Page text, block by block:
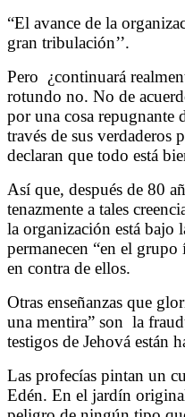
“El avance de la
gran tribulación’’.
Pero ¿continuará
rotundo no. No de
por una cosa repugnante
través de sus verdaderos
declaran que todo está
Así que, después de 80
tenazmente a tales
la organización está bajo
permanecen “en el
en contra de ellos.
Otras enseñanzas que
una mentira” son la
testigos de Jehová están
Las profecías pintan un
Edén. En el jardín